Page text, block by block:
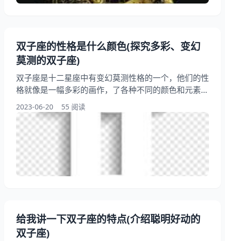
双子座的性格是什么颜色(探究多彩、变幻
莫测的双子座)
双子座是十二星座中有变幻莫测性格的一个，他们的性
格就像是一幅多彩的画作，了各种不同的颜色和元素。
他们聪明、机智、好奇心强，但也容易心浮气躁、不安
定。双子座的性格到底是什么颜色呢？本文将从多个角
度介绍双子座的性格特点，带你详细了解这个活力的星
座。 一、聪明机智的双子座 双子座的性格特点之一就
是聪明机智。他们天生好奇心强，对周围的事物了介绍
的欲望。他们善于、分析和推理，能够快速地理解新的
概念和知识
2023-06-20 55 阅读
给我讲一下双子座的特点(介绍聪明好动的
双子座)